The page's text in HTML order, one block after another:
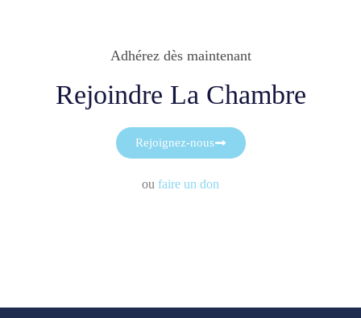
Adhérez dès maintenant
Rejoindre La Chambre
Rejoignez-nous
ou faire un don